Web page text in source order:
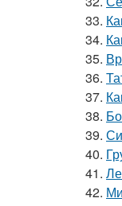
33.
34.
35.
36.
37.
38.
39.
40.
41.
42.